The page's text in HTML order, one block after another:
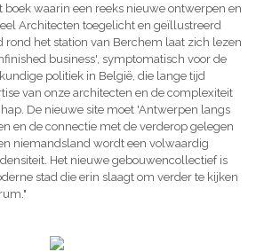
boek waarin een reeks nieuwe ontwerpen en
Architecten toegelicht en geïllustreerd
rond het station van Berchem laat zich lezen
business', symptomatisch voor de
politiek in België, die lange tijd
van onze architecten en de complexiteit
De nieuwe site moet 'Antwerpen langs
en de connectie met de verderop gelegen
niemandsland wordt een volwaardig
Het nieuwe gebouwencollectief is
stad die erin slaagt om verder te kijken